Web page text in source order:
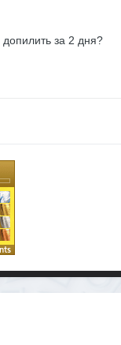
за 2 дня?